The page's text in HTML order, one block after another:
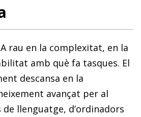
rau en la complexitat, en la
amb què fa tasques. El
descansa en la
avançat per al
llenguatge, d’ordinadors